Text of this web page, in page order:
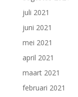
juli 2021
juni 2021
mei 2021
april 2021
maart 2021
februari 2021